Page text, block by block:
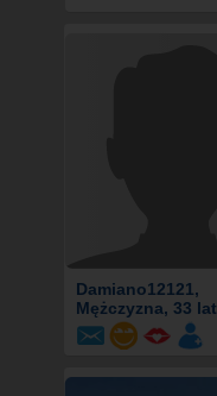
Damiano12121,
Mężczyzna, 33 lat